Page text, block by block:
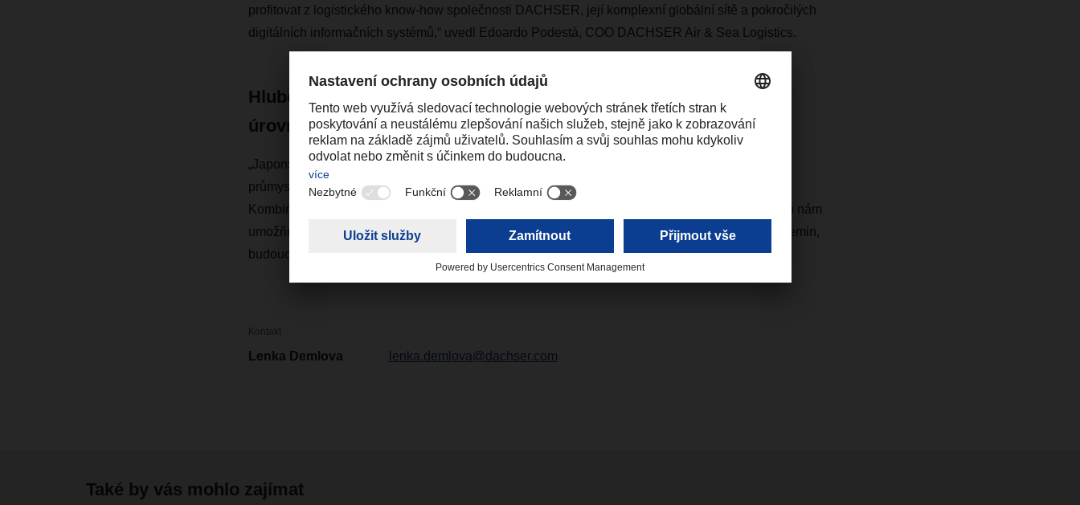
profitovat z logistického know-how společnosti DACHSER, její komplexní globální sítě a pokročilých
digitálních informačních systémů,“ uvedl Edoardo Podestà, COO DACHSER Air & Sea Logistics.
Hluboké znalosti o různých průmyslových sektorech na globální
úrovni
„Japonsko je třetí největší ekonomikou a klíčovým hráčem v oblasti automotive a elektronického
průmyslu. Skýtá také enormní obchodní potenciál pro farmaceutické a medicínské produkty.
Kombinace specifických znalostí o jednotlivých sektorech a
globálně propojených služeb nám
umožňuje nabízet našim zákazníkům logistiku, která přináší přidanou hodnotu,“ řekl Yves Larquemin,
budoucí Managing Director DACHSER Japan a DACHSER Jižní Korea.
Kontakt
Lenka Demlova lenka.demlova@dachser.com
Také by vás mohlo zajímat